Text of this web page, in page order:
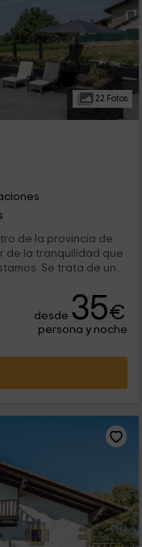
22 Fotos
de la provincia de
de la tranquilidad que
Se trata de un...
desde 35€
persona y noche